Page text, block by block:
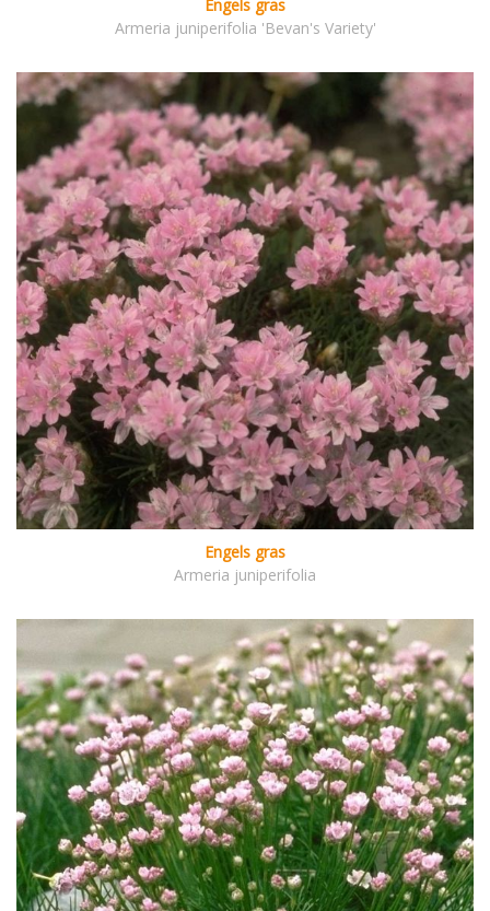
Engels gras
Armeria juniperifolia 'Bevan's Variety'
Engels gras
Armeria juniperifolia